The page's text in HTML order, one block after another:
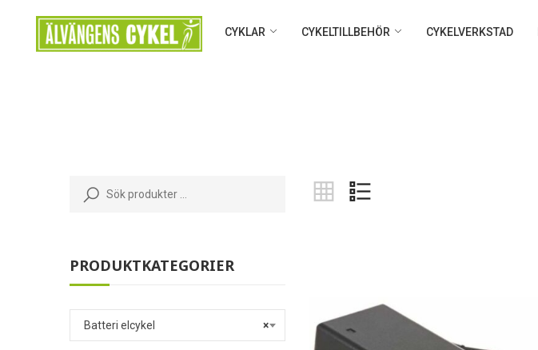
CYKLAR CYKELTILLBEHÖR CYKELVERKSTAD
PRODUKTKATEGORIER
×
Batteri elcykel